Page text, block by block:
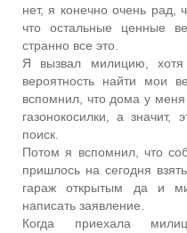
нет, я конечно очень рад,
что остальные ценные
странно все это.
Я вызвал милицию,
вероятность найти мои
вспомнил, что дома у
газонокосилки, а значит,
поиск.
Потом я вспомнил, что
пришлось на сегодня
гараж открытым да и
написать заявление.
Когда приехала